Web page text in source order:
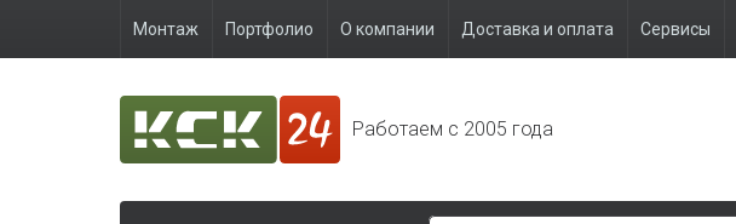
Монтаж Портфолио О компании Доставка и оплата Сервисы
Работаем с 2005 года